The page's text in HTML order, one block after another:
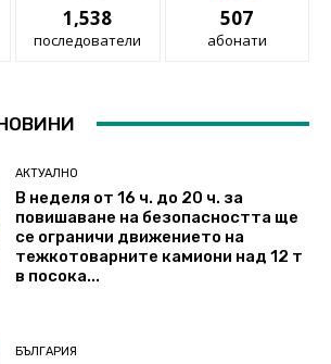
1,538
последователи
507
абонати
АКТУАЛНО
В неделя от 16 ч. до 20 ч. за
повишаване на безопасността ще
се ограничи движението на
тежкотоварните камиони над 12 т
в посока...
БЪЛГАРИЯ